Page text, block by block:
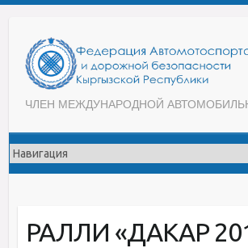
ЧЛЕН МЕЖДУНАРОДНОЙ
РАЛЛИ «ДАКАР